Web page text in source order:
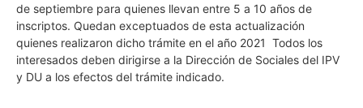
de septiembre para quienes llevan entre 5 a 10 años de
inscriptos. Quedan exceptuados de esta actualización
quienes realizaron dicho trámite en el año 2021 Todos los
interesados deben dirigirse a la Dirección de Sociales del IPV
y DU a los efectos del trámite indicado.